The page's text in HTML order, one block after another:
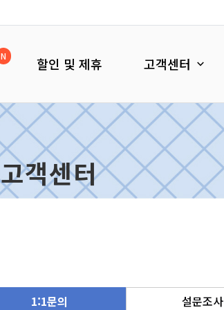
N 할인 및 제휴 고객센터
고객센터
1:1문의 설문조사